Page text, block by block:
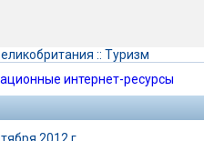
:: Туризм
интернет-ресурсы
2012 г.,